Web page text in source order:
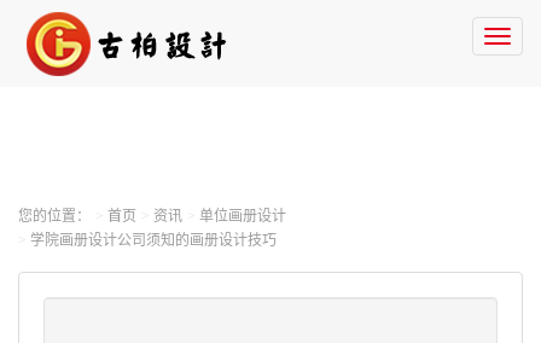
您的位置： 首页 资讯
单位画册设计
学院画册设计公司须知的画册设计技巧